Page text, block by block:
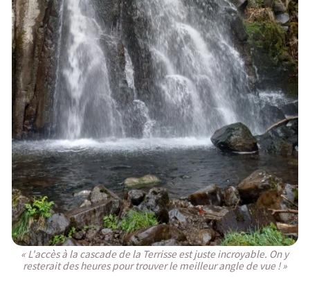
« L'accès à la cascade de la Terrisse est juste incroyable. On y
resterait des heures pour trouver le meilleur angle de vue ! »